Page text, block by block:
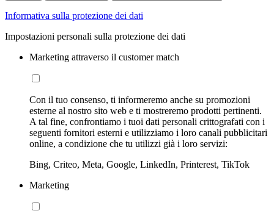
Informativa sulla protezione dei dati
Impostazioni personali sulla protezione dei dati
Marketing attraverso il customer match
Con il tuo consenso, ti informeremo anche su promozioni
esterne al nostro sito web e ti mostreremo prodotti pertinenti.
A tal fine, confrontiamo i tuoi dati personali crittografati con i
seguenti fornitori esterni e utilizziamo i loro canali pubblicitari
online, a condizione che tu utilizzi già i loro servizi:
Bing, Criteo, Meta, Google, LinkedIn, Printerest, TikTok
Marketing